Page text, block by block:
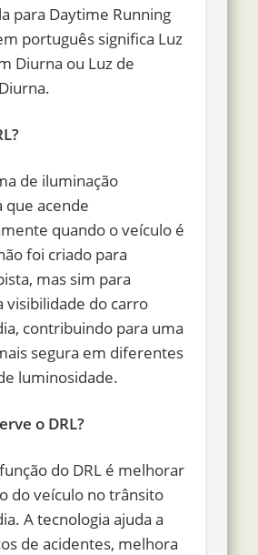
para Daytime Running
português significa Luz
Diurna ou Luz de
de iluminação
acende
quando o veículo é
foi criado para
mas sim para
visibilidade do carro
contribuindo para uma
segura em diferentes
luminosidade.
o DRL?
do DRL é melhorar
do veículo no trânsito
A tecnologia ajuda a
de acidentes, melhora